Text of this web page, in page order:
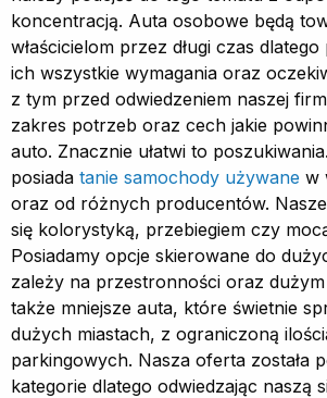
koncentracją. Auta osobowe będą
właścicielom przez długi czas
ich wszystkie wymagania oraz
z tym przed odwiedzeniem naszej
zakres potrzeb oraz cech jakie
auto. Znacznie ułatwi to
posiada tanie samochody używane w
oraz od różnych producentów.
się kolorystyką, przebiegiem czy
Posiadamy opcje skierowane do
zależy na przestronności oraz
także mniejsze auta, które świetnie
dużych miastach, z ograniczoną
parkingowych. Nasza oferta została
kategorie dlatego odwiedzając naszą